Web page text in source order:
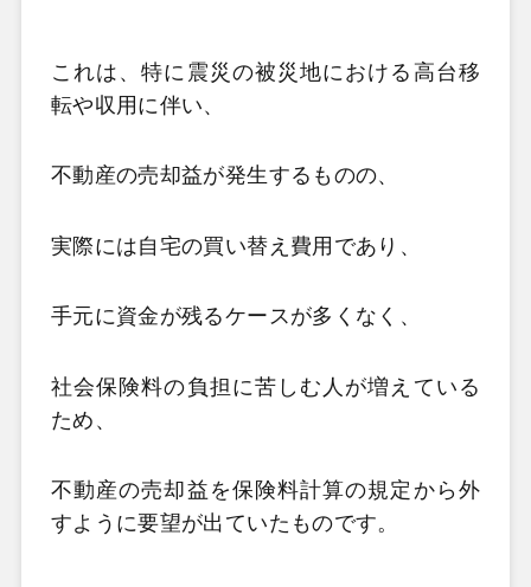
これは、特に震災の被災地における高台移
転や収用に伴い、
不動産の売却益が発生するものの、
実際には自宅の買い替え費用であり、
手元に資金が残るケースが多くなく、
社会保険料の負担に苦しむ人が増えている
ため、
不動産の売却益を保険料計算の規定から外
すように要望が出ていたものです。